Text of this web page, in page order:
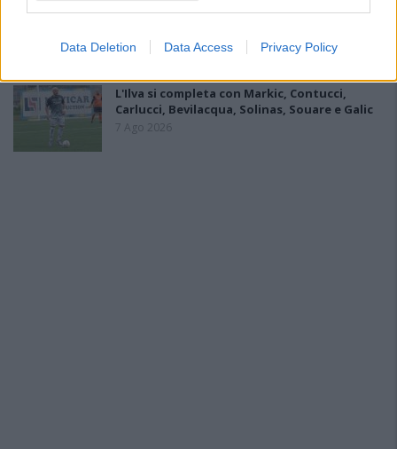
Data Deletion Data Access Privacy Policy
Amichevole Ossese: 3-1 al Cagliari Primavera,
8 Ago 2026
L'Ilva si completa con Markic, Contucci,
Carlucci, Bevilacqua, Solinas, Souare e Galic
7 Ago 2026